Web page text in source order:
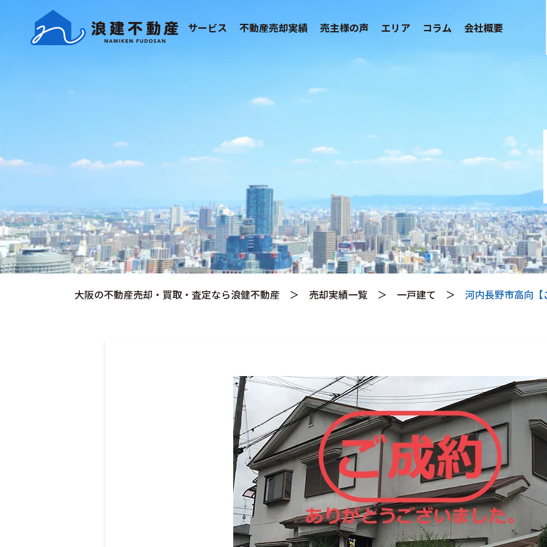
サービス 不動産売却実績 売主様の声 エリア コラム 会社概要
大阪の不動産売却・買取・査定なら浪健不動産 ＞ 売却実績一覧 ＞ 一戸建て ＞ 河内長野市高向【